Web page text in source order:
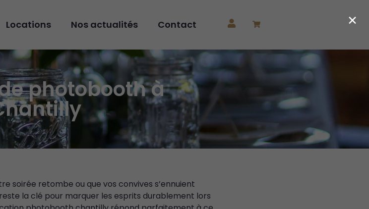
Locations Nos actualités Contact
photobooth à
soirée retombe ou que vos convives s’ennuient
la clé pour marquer les esprits durablement lors
×